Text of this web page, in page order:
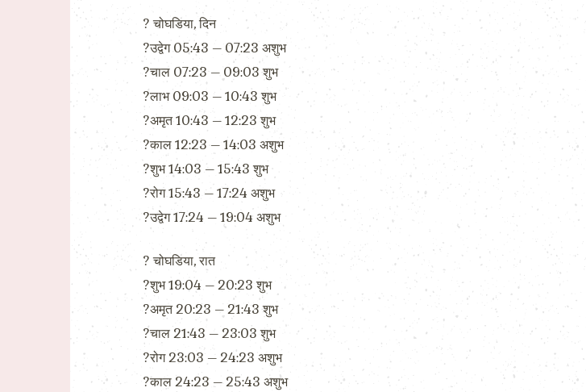
? चोघडिया, दिन
?उद्वेग 05:43 – 07:23 अशुभ
?चाल 07:23 – 09:03 शुभ
?लाभ 09:03 – 10:43 शुभ
?अमृत 10:43 – 12:23 शुभ
?काल 12:23 – 14:03 अशुभ
?शुभ 14:03 – 15:43 शुभ
?रोग 15:43 – 17:24 अशुभ
?उद्वेग 17:24 – 19:04 अशुभ
? चोघडिया, रात
?शुभ 19:04 – 20:23 शुभ
?अमृत 20:23 – 21:43 शुभ
?चाल 21:43 – 23:03 शुभ
?रोग 23:03 – 24:23 अशुभ
?काल 24:23 – 25:43 अशुभ